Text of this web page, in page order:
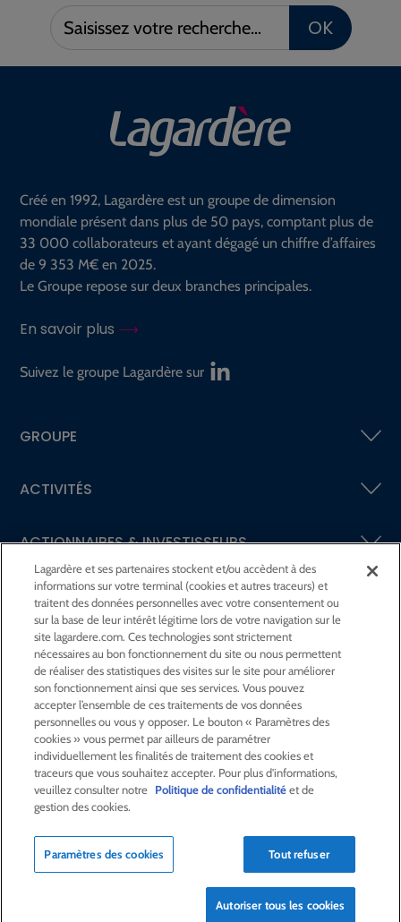
Saisissez
votre
OK
Créé en 1992, Lagardère est un groupe de dimension
mondiale présent dans plus de 50 pays, comptant plus de
33 000 collaborateurs et ayant dégagé un chiffre d’affaires
de 9 353 M€ en 2025.
Le Groupe repose sur deux branches principales.
En savoir plus
Suivez le groupe Lagardère sur
GROUPE
ACTIVITÉS
ACTIONNAIRES &INVESTISSEURS
LA RSECHEZ LAGARDÈRE
LA FONDATIONJEAN‑LUC LAGARDÈRE
CENTRE PRESSE
NOUS REJOINDRE
Flux RSS
Nous contacter
Mentions légales
Déclaration d’accessibilité
Lagardère et ses partenaires stockent et/ou accèdent à des
informations sur votre terminal (cookies et autres traceurs) et
traitent des données personnelles avec votre consentement ou
sur la base de leur intérêt légitime lors de votre navigation sur le
site lagardere.com. Ces technologies sont strictement
nécessaires au bon fonctionnement du site ou nous permettent
de réaliser des statistiques des visites sur le site pour améliorer
son fonctionnement ainsi que ses services. Vous pouvez
accepter l’ensemble de ces traitements de vos données
personnelles ou vous y opposer. Le bouton « Paramètres des
cookies » vous permet par ailleurs de paramétrer
individuellement les finalités de traitement des cookies et
traceurs que vous souhaitez accepter. Pour plus d'informations,
veuillez consulter notre Politique de confidentialitéet de
gestion des cookies.
Paramètres des cookies Tout refuser
Autoriser tous les cookies